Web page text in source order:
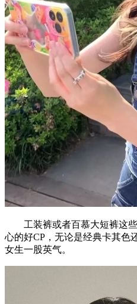
工装裤或者百慕大短裤这些
心的好CP，无论是经典卡其色
女生一股英气。